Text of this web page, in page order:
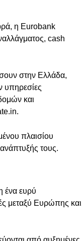
η Eurobank
cash
στην Ελλάδα,
υπηρεσίες
και
πλαισίου
τους.
ένα ευρύ
μεταξύ Ευρώπης και